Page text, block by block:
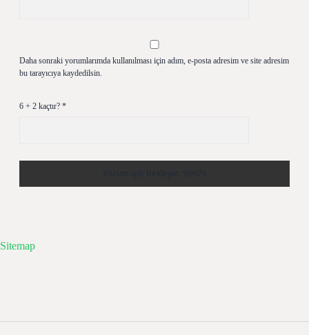
Daha sonraki yorumlarımda kullanılması için adım, e-posta adresim ve site adresim
bu tarayıcıya kaydedilsin.
6 + 2 kaçtır? *
Sitemap